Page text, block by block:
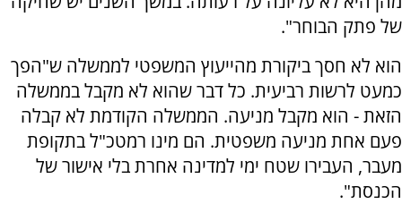
של פתק הבוחר".
הוא לא חסך ביקורת מהייעוץ המשפטי לממשלה ש"הפך
כמעט לרשות רביעית. כל דבר שהוא לא מקבל בממשלה
הזאת - הוא מקבל מניעה. הממשלה הקודמת לא קבלה
פעם אחת מניעה משפטית. הם מינו רמטכ"ל בתקופת
מעבר, העבירו שטח ימי למדינה אחרת בלי אישור של
הכנסת".